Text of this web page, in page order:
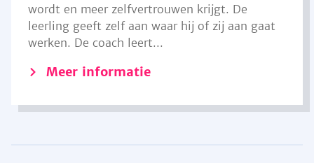
wordt en meer zelfvertrouwen krijgt. De
leerling geeft zelf aan waar hij of zij aan gaat
werken. De coach leert...
Meer informatie